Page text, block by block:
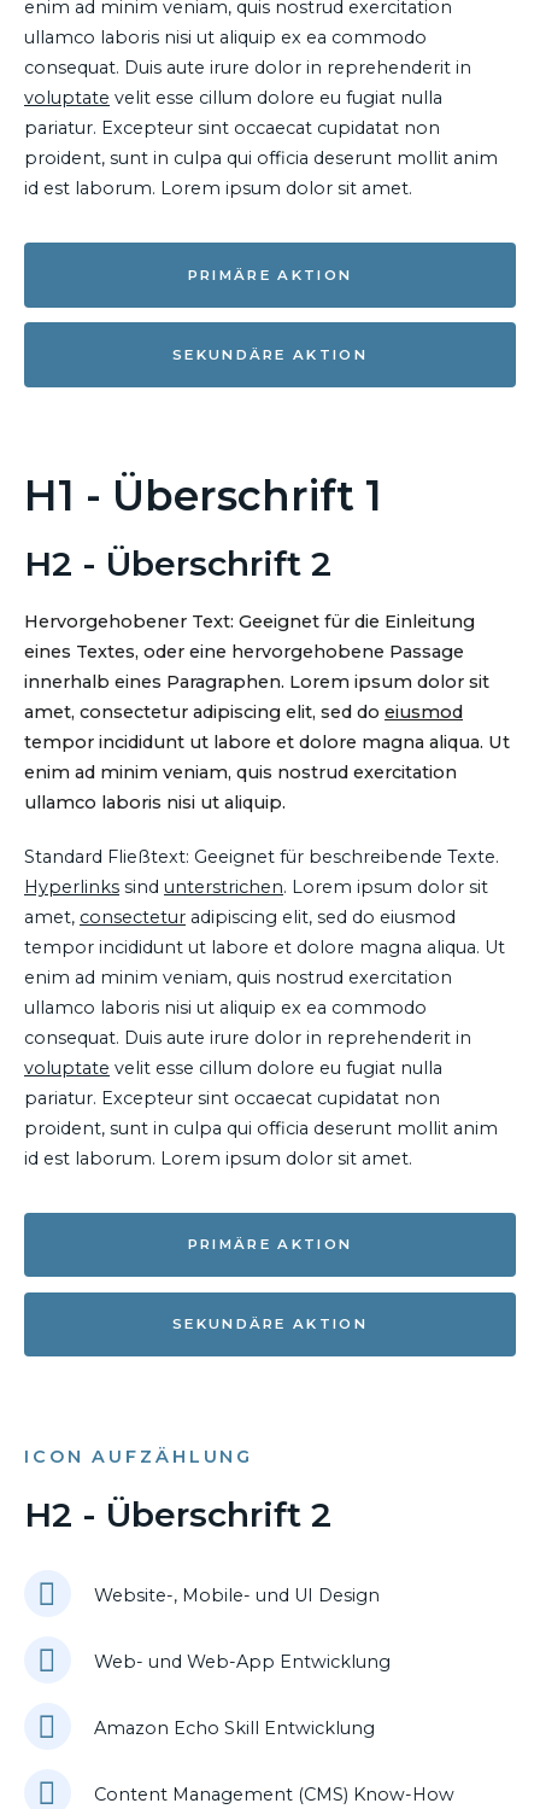
enim ad minim veniam, quis nostrud exercitation
ullamco laboris nisi ut aliquip ex ea commodo
consequat. Duis aute irure dolor in reprehenderit in
voluptate velit esse cillum dolore eu fugiat nulla
pariatur. Excepteur sint occaecat cupidatat non
proident, sunt in culpa qui officia deserunt mollit anim
id est laborum. Lorem ipsum dolor sit amet.
PRIMÄRE AKTION
SEKUNDÄRE AKTION
H1 - Überschrift 1
H2 - Überschrift 2
Hervorgehobener Text: Geeignet für die Einleitung
eines Textes, oder eine hervorgehobene Passage
innerhalb eines Paragraphen. Lorem ipsum dolor sit
amet, consectetur adipiscing elit, sed do eiusmod
tempor incididunt ut labore et dolore magna aliqua. Ut
enim ad minim veniam, quis nostrud exercitation
ullamco laboris nisi ut aliquip.
Standard Fließtext: Geeignet für beschreibende Texte.
Hyperlinks sind unterstrichen. Lorem ipsum dolor sit
amet, consectetur adipiscing elit, sed do eiusmod
tempor incididunt ut labore et dolore magna aliqua. Ut
enim ad minim veniam, quis nostrud exercitation
ullamco laboris nisi ut aliquip ex ea commodo
consequat. Duis aute irure dolor in reprehenderit in
voluptate velit esse cillum dolore eu fugiat nulla
pariatur. Excepteur sint occaecat cupidatat non
proident, sunt in culpa qui officia deserunt mollit anim
id est laborum. Lorem ipsum dolor sit amet.
PRIMÄRE AKTION
SEKUNDÄRE AKTION
ICON AUFZÄHLUNG
H2 - Überschrift 2
Website-, Mobile- und UI Design
Web- und Web-App Entwicklung
Amazon Echo Skill Entwicklung
Content Management (CMS) Know-How